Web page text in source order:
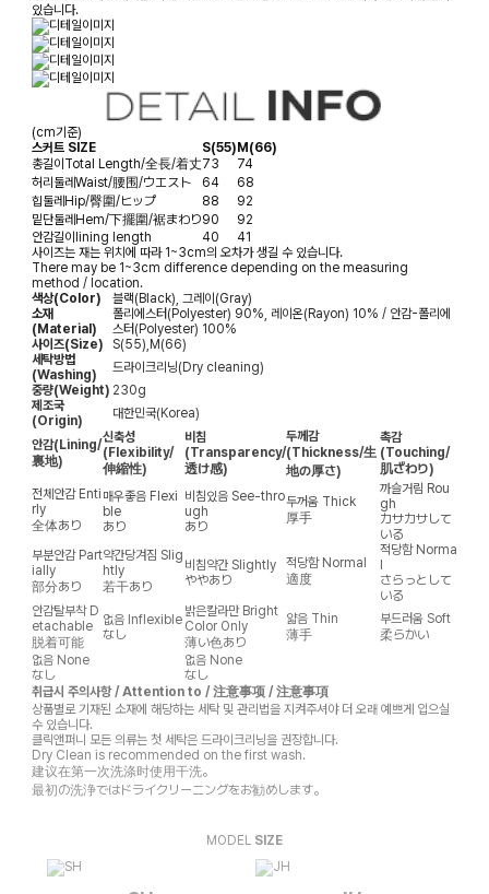
있습니다.
(cm기준)
스커트 SIZE
S(55)M(66)
총길이Total Length/全長/着丈73
74
허리둘레Waist/腰围/ウエスト 64
68
힙둘레Hip/臀圍/ヒップ 88
92
밑단둘레Hem/下擺圍/裾まわり90
92
안감길이lining length 40
41
사이즈는 재는 위치에 따라 1~3cm의 오차가 생길 수 있습니다.
There may be 1~3cm difference depending on the measuring
method / location.
색상(Color)
블랙(Black), 그레이(Gray)
소재
(Material)
폴리에스터(Polyester) 90%, 레이온(Rayon) 10% / 안감-폴리에
스터(Polyester) 100%
사이즈(Size)
S(55),M(66)
세탁방법
(Washing)
드라이크리닝(Dry cleaning)
중량(Weight) 230g
제조국
(Origin)
대한민국(Korea)
안감(Lining/
裏地)
신축성
(Flexibility/
伸縮性)
비침
(Transparency/
透け感)
두께감
(Thickness/生
地の厚さ)
촉감
(Touching/
肌ざわり)
전체안감 Enti
rly
全体あり
매우좋음 Flexi
ble
あり
비침있음 See-thro
ugh
あり
두꺼움 Thick
厚手
까슬거림 Rou
gh
カサカサして
いる
부분안감 Part
ially
部分あり
약간당겨짐 Slig
htly
若干あり
비침약간 Slightly
ややあり
적당함 Normal
適度
적당함 Norma
l
さらっとして
いる
안감탈부착 D
etachable
脱着可能
없음 Inflexible
なし
밝은칼라만 Bright
Color Only
薄い色あり
얇음 Thin
薄手
부드러움 Soft
柔らかい
없음 None
なし
없음 None
なし
취급시 주의사항 / Attention to / 注意事项 / 注意事項
상품별로 기재된 소재에 해당하는 세탁 및 관리법을 지켜주셔야 더 오래 예쁘게 입으실
수 있습니다.
클릭앤퍼니 모든 의류는 첫 세탁은 드라이크리닝을 권장합니다.
Dry Clean is recommended on the first wash.
建议在第一次洗涤时使用干洗。
最初の洗浄ではドライクリーニングをお勧めします。
MODEL SIZE